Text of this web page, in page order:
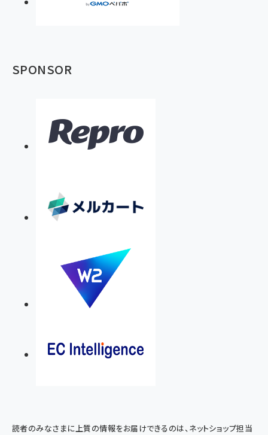
SPONSOR
読者のみなさまに上質の情報をお届けできるのは、ネットショップ担当